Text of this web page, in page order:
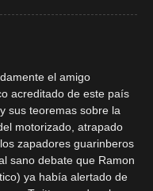
el amigo
acreditado de este país
sus teoremas sobre la
motorizado, atrapado
zapadores guarinberos
sano debate que Ramon
ya había alertado de